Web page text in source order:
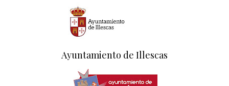
Ayuntamiento de Illescas